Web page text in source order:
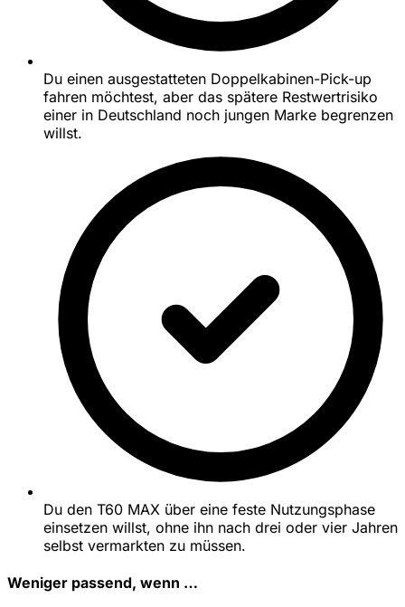
Du einen ausgestatteten Doppelkabinen-Pick-up
fahren möchtest, aber das spätere Restwertrisiko
einer in Deutschland noch jungen Marke begrenzen
willst.
Du den T60 MAX über eine feste Nutzungsphase
einsetzen willst, ohne ihn nach drei oder vier Jahren
selbst vermarkten zu müssen.
Weniger passend, wenn …